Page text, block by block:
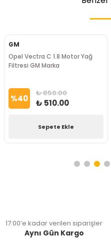
GM
Opel Vectra C 1.8 Motor Yağ
Filtresi GM Marka
%40 ₺ 850.00
₺ 510.00
Sepete Ekle
17:00’e kadar verilen siparişler
Aynı Gün Kargo